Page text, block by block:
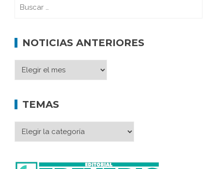
NOTICIAS ANTERIORES
TEMAS